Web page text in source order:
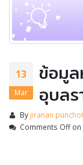
13
Mar
ข้อมู
อุบลร
By jiranan
Comments Offon